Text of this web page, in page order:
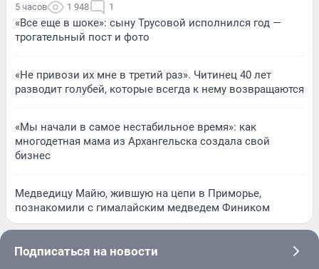
5 часов 1 948 1
«Все еще в шоке»: сыну Трусовой исполнился год —
трогательный пост и фото
«Не привози их мне в третий раз». Читинец 40 лет
разводит голубей, которые всегда к нему возвращаются
«Мы начали в самое нестабильное время»: как
многодетная мама из Архангельска создала свой
бизнес
Медведицу Майю, жившую на цепи в Приморье,
познакомили с гималайским медведем Фиником
Подписаться на новости